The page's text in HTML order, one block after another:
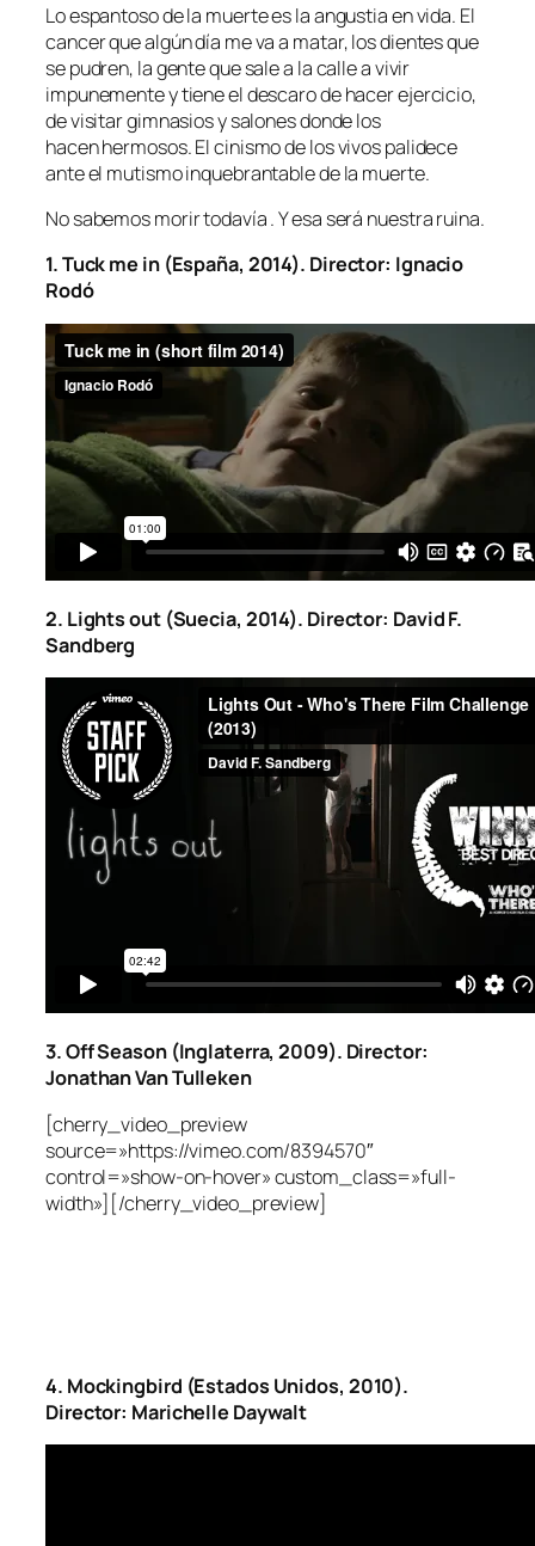
Lo espantoso de la muerte es la angustia en vida. El
cancer que algún día me va a matar, los dientes que
se pudren, la gente que sale a la calle a vivir
impunemente y tiene el descaro de hacer ejercicio,
de visitar gimnasios y salones donde los
hacen hermosos. El cinismo de los vivos palidece
ante el mutismo inquebrantable de la muerte.
No sabemos morir todavía . Y esa será nuestra ruina.
1. Tuck me in (España, 2014). Director: Ignacio
Rodó
2. Lights out (Suecia, 2014). Director: David F.
Sandberg
3. Off Season (Inglaterra, 2009). Director:
Jonathan Van Tulleken
[cherry_video_preview
source=»https://vimeo.com/8394570″
control=»show-on-hover» custom_class=»full-
width»][/cherry_video_preview]
4. Mockingbird (Estados Unidos, 2010).
Director: Marichelle Daywalt